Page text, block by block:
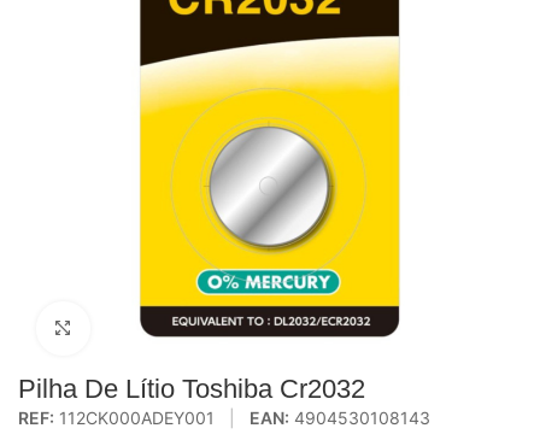
Click to enlarge
Pilha De Lítio Toshiba Cr2032
REF: 112CK000ADEY001 EAN: 4904530108143